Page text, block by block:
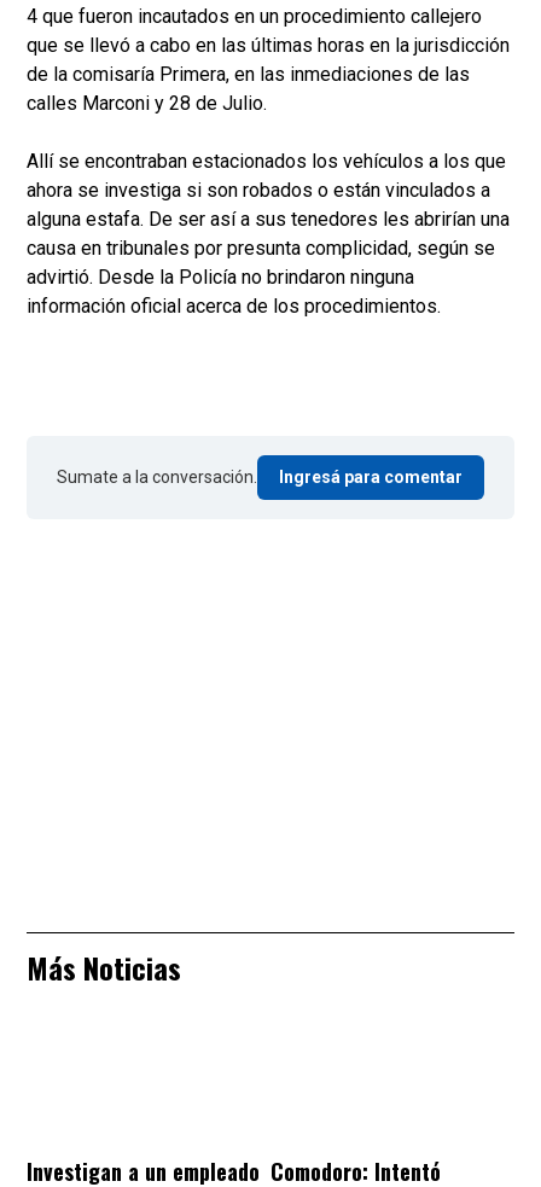
4 que fueron incautados en un procedimiento callejero
que se llevó a cabo en las últimas horas en la jurisdicción
de la comisaría Primera, en las inmediaciones de las
calles Marconi y 28 de Julio.
Allí se encontraban estacionados los vehículos a los que
ahora se investiga si son robados o están vinculados a
alguna estafa. De ser así a sus tenedores les abrirían una
causa en tribunales por presunta complicidad, según se
advirtió. Desde la Policía no brindaron ninguna
información oficial acerca de los procedimientos.
Sumate a la conversación. Ingresá para comentar
Más Noticias
Investigan a un empleado Comodoro: Intentó